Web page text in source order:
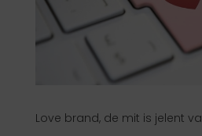
Love brand, de mit is jelent